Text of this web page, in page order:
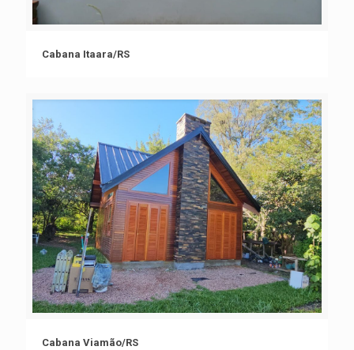
Cabana Itaara/RS
Cabana Viamão/RS
Cabana Viamão/RS